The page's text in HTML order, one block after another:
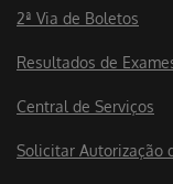
2ª Via de Boletos
Resultados de
Central de Serviços
Solicitar Autorização